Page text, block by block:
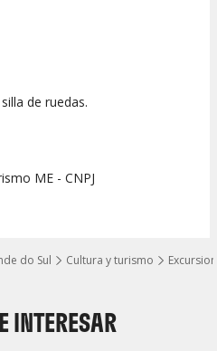
do Sul Cultura y turismo
de ruedas.
ME - CNPJ
INTERESAR